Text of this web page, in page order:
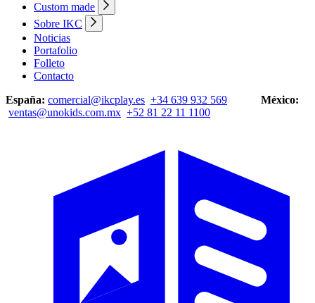
Custom made
Sobre IKC
Noticias
Portafolio
Folleto
Contacto
España: comercial@ikcplay.es +34 639 932 569 México:
ventas@unokids.com.mx +52 81 22 11 1100